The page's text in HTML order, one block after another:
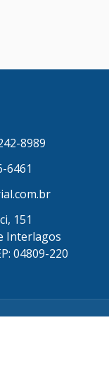
8989
6461
151
Interlagos
04809-220